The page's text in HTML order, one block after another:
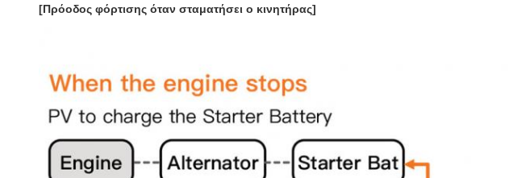
[Πρόοδος φόρτισης όταν σταματήσει ο κινητήρας]